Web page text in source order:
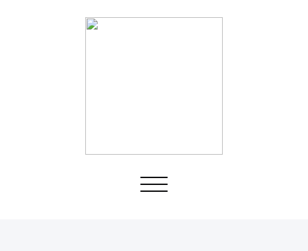
Toggle